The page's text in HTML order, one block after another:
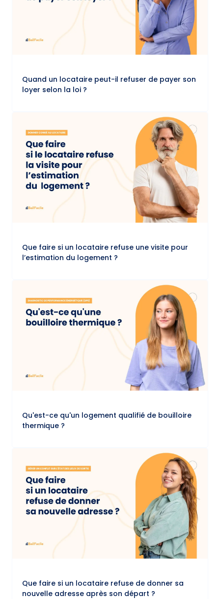
Quand un locataire peut-il refuser de payer son
loyer selon la loi ?
Que faire si un locataire refuse une visite pour
l’estimation du logement ?
Qu'est-ce qu'un logement qualifié de bouilloire
thermique ?
Que faire si un locataire refuse de donner sa
nouvelle adresse après son départ ?